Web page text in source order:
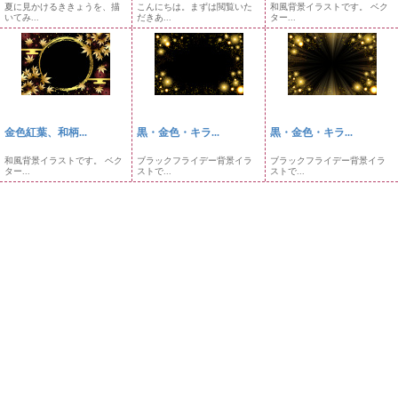
夏に見かけるききょうを、描
いてみ...
こんにちは。まずは閲覧いた
だきあ...
和風背景イラストです。 ベク
ター...
金色紅葉、和柄...
和風背景イラストです。 ベク
ター...
黒・金色・キラ...
ブラックフライデー背景イラ
ストで...
黒・金色・キラ...
ブラックフライデー背景イラ
ストで...